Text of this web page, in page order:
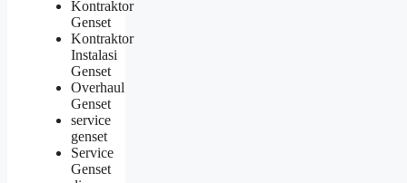
Kontraktor
Genset
Kontraktor
Instalasi
Genset
Overhaul
Genset
service
genset
Service
Genset